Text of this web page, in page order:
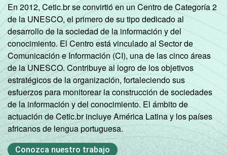
En 2012, Cetic.br se convirtió en un Centro de Categoría 2
de la UNESCO, el primero de su tipo dedicado al
desarrollo de la sociedad de la información y del
conocimiento. El Centro está vinculado al Sector de
Comunicación e Información (CI), una de las cinco áreas
de la UNESCO. Contribuye al logro de los objetivos
estratégicos de la organización, fortaleciendo sus
esfuerzos para monitorear la construcción de sociedades
de la información y del conocimiento. El ámbito de
actuación de Cetic.br incluye América Latina y los países
africanos de lengua portuguesa.
Conozca nuestro trabajo